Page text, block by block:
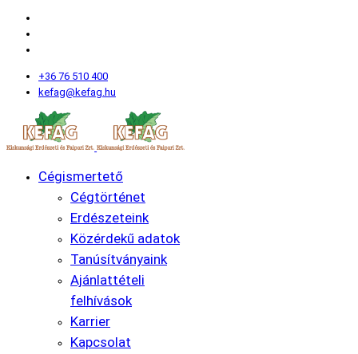
+36 76 510 400
kefag@kefag.hu
Cégismertető
Cégtörténet
Erdészeteink
Közérdekű adatok
Tanúsítványaink
Ajánlattételi
felhívások
Karrier
Kapcsolat